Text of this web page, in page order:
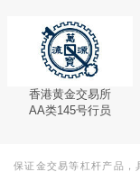
香港黄金交易所
AA类145号行员
保证金交易等杠杆产品，